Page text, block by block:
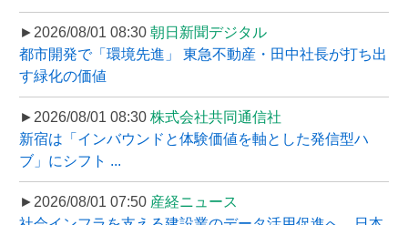
►2026/08/01 08:30 朝日新聞デジタル
都市開発で「環境先進」 東急不動産・田中社長が打ち出
す緑化の価値
►2026/08/01 08:30 株式会社共同通信社
新宿は「インバウンドと体験価値を軸とした発信型ハ
ブ」にシフト ...
►2026/08/01 07:50 産経ニュース